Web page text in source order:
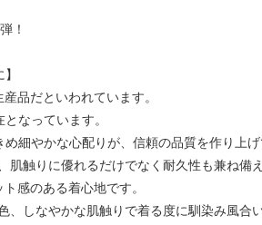
！
品だといわれています。
なっています。
細やかな心配りが、信頼の品質を作り上げ
触りに優れるだけでなく耐久性も兼ね備
感のある着心地です。
しなやかな肌触りで着る度に馴染み風合